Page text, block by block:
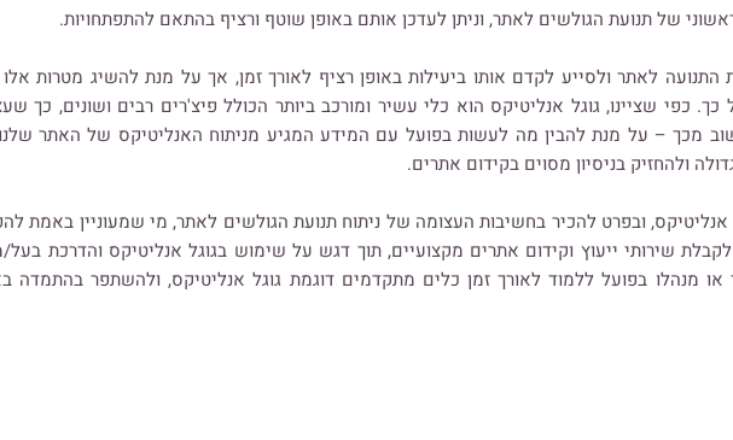
של תנועת הגולשים לאתר, וניתן לעדכן אותם באופן שוטף ורציף בהתאם להתפתחויות.
לאתר ולסייע לקדם אותו ביעילות באופן רציף לאורך זמן, אך על מנת להשיג מטרות
כך. כפי שציינו, גוגל אנליטיקס הוא כלי עשיר ומורכב ביותר הכולל פיצ'רים רבים ושונים, כך
מכך – על מנת להבין מה לעשות בפועל עם המידע המגיע מניתוח האנליטיקס של האתר
ולהחזיק בניסיון מסוים בקידום אתרים.
ובפרט להכיר בחשיבות העצומה של ניתוח תנועת הגולשים לאתר, מי שמעוניין באמת
שירותי ייעוץ וקידום אתרים מקצועיים, תוך דגש על שימוש בגוגל אנליטיקס והדרכת
מנהלו בפועל ללמוד לאורך זמן כלים מתקדמים דוגמת גוגל אנליטיקס, ולהשתפר בהתמדה